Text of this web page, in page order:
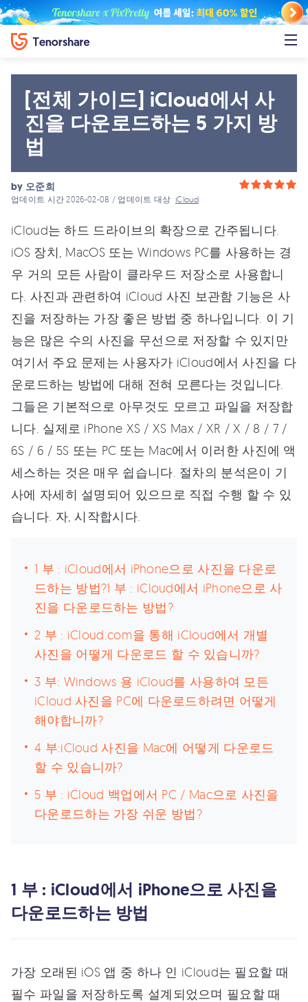
[전체 가이드] iCloud에서 사
진을 다운로드하는 5 가지 방
법
by 오준희
업데이트 시간 2026-02-08 / 업데이트 대상iCloud
iCloud는 하드 드라이브의 확장으로 간주됩니다.
iOS 장치, MacOS 또는 Windows PC를 사용하는 경
우 거의 모든 사람이 클라우드 저장소로 사용합니
다. 사진과 관련하여 iCloud 사진 보관함 기능은 사
진을 저장하는 가장 좋은 방법 중 하나입니다. 이 기
능은 많은 수의 사진을 무선으로 저장할 수 있지만
여기서 주요 문제는 사용자가 iCloud에서 사진을 다
운로드하는 방법에 대해 전혀 모른다는 것입니다.
그들은 기본적으로 아무것도 모르고 파일을 저장합
니다. 실제로 iPhone XS / XS Max / XR / X / 8 / 7 /
6S / 6 / 5S 또는 PC 또는 Mac에서 이러한 사진에 액
세스하는 것은 매우 쉽습니다. 절차의 분석은이 기
사에 자세히 설명되어 있으므로 직접 수행 할 수 있
습니다. 자, 시작합시다.
1 부 : iCloud에서 iPhone으로 사진을 다운로
드하는 방법?1 부 : iCloud에서 iPhone으로 사
진을 다운로드하는 방법?
2 부 : iCloud.com을 통해 iCloud에서 개별
사진을 어떻게 다운로드 할 수 있습니까?
3 부: Windows 용 iCloud를 사용하여 모든
iCloud 사진을 PC에 다운로드하려면 어떻게
해야합니까?
4 부:iCloud 사진을 Mac에 어떻게 다운로드
할 수 있습니까?
5 부 : iCloud 백업에서 PC / Mac으로 사진을
다운로드하는 가장 쉬운 방법?
1 부 : iCloud에서 iPhone으로 사진을
다운로드하는 방법
가장 오래된 iOS 앱 중 하나 인 iCloud는 필요할 때
필수 파일을 저장하도록 설계되었으며 필요할 때